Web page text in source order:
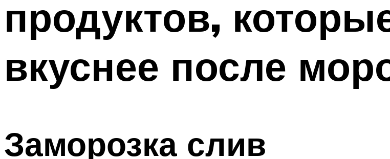
продуктов,
вкуснее после
Заморозка слив